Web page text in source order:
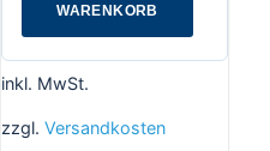
WARENKORB
inkl. MwSt.
zzgl. Versandkosten